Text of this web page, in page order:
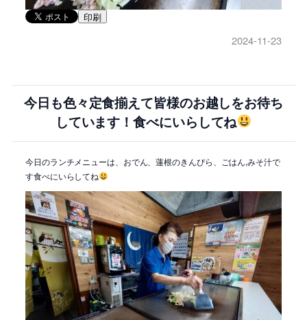
印刷
2024-11-23
今日も色々定食揃えて皆様のお越しをお待ち
しています！食べにいらしてね
今日のランチメニューは、おでん、蓮根のきんぴら、ごはん,みそ汁で
す食べにいらしてね